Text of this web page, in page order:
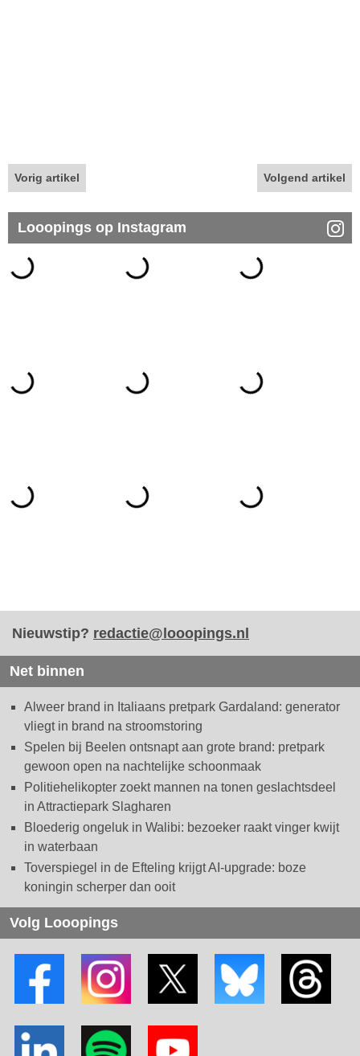
Vorig artikel Volgend artikel
Looopings op Instagram
Nieuwstip? redactie@looopings.nl
Net binnen
Alweer brand in Italiaans pretpark Gardaland: generator
vliegt in brand na stroomstoring
Spelen bij Beelen ontsnapt aan grote brand: pretpark
gewoon open na nachtelijke schoonmaak
Politiehelikopter zoekt mannen na tonen geslachtsdeel
in Attractiepark Slagharen
Bloederig ongeluk in Walibi: bezoeker raakt vinger kwijt
in waterbaan
Toverspiegel in de Efteling krijgt AI-upgrade: boze
koningin scherper dan ooit
Volg Looopings